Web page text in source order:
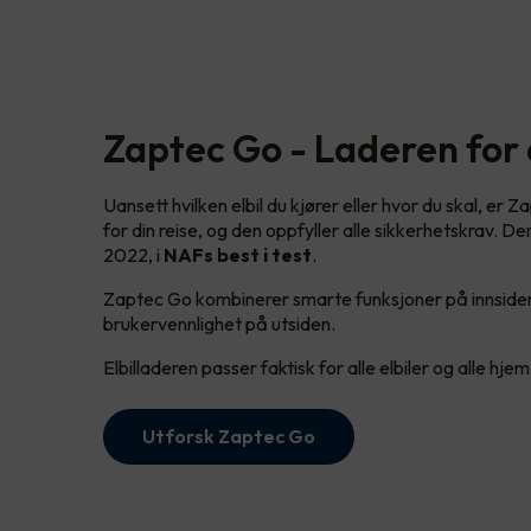
Zaptec Go - Laderen
Uansett hvilken elbil du kjører eller hvor du skal, er
for din reise, og den oppfyller alle sikkerhetskrav.
2022, i NAFs best i test.
Zaptec Go kombinerer smarte funksjoner på
brukervennlighet på utsiden.
Elbilladeren passer faktisk for alle elbiler og alle
Utforsk Zaptec Go